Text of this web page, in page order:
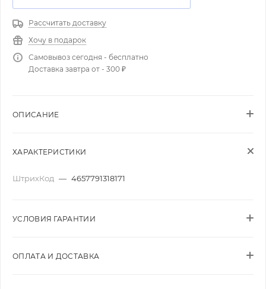
Рассчитать доставку
Хочу в подарок
Самовывоз сегодня - бесплатно
Доставка завтра от - 300 ₽
ОПИСАНИЕ
ХАРАКТЕРИСТИКИ
ШтрихКод — 4657791318171
УСЛОВИЯ ГАРАНТИИ
ОПЛАТА И ДОСТАВКА